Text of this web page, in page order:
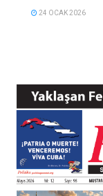
24 OCAK 2026